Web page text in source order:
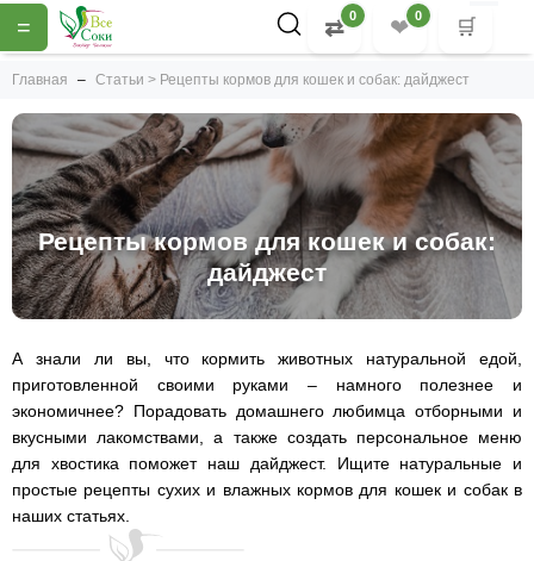
= ⇄ 0 ❤ 0 🛒
Главная Статьи > Рецепты кормов для кошек и собак: дайджест
Рецепты кормов для кошек и собак:
дайджест
А знали ли вы, что кормить животных натуральной едой,
приготовленной своими руками – намного полезнее и
экономичнее? Порадовать домашнего любимца отборными и
вкусными лакомствами, а также создать персональное меню
для хвостика поможет наш дайджест. Ищите натуральные и
простые рецепты сухих и влажных кормов для кошек и собак в
наших статьях.